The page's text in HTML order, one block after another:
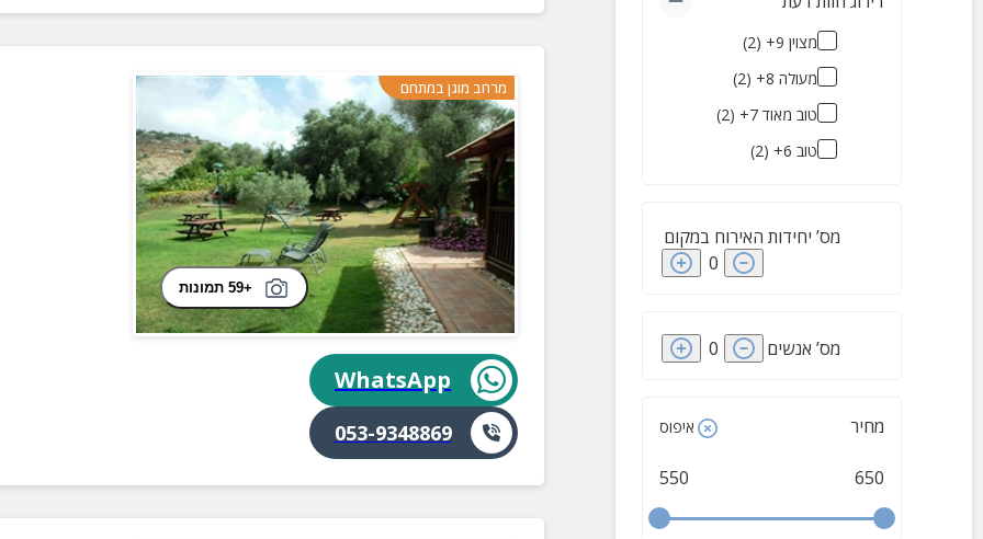
מצוין 9+ (
2
)
מעולה 8+
(
2
)
טוב מאוד 7+
(
2
)
טוב 6+
(
2
)
מס’ יחידות האירוח במקום
0
מס’ אנשים 0
מחיר איפוס
550 650
מרחב מוגן במתחם
+59 תמונות
WhatsApp
053-9348869